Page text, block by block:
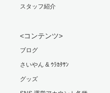
スタッフ紹介
<コンテンツ>
ブログ
さいやん & ｳﾗｶﾀｻﾝ
グッズ